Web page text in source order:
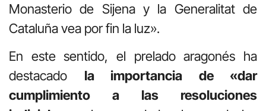
Monasterio de Sijena y la Generalitat de
Cataluña vea por fin la luz».
En este sentido, el prelado aragonés ha
destacado la importancia de «dar
cumplimiento a las resoluciones